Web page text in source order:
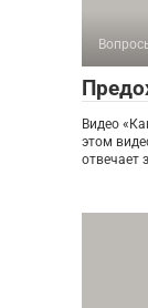
Видео
этом
отвечает